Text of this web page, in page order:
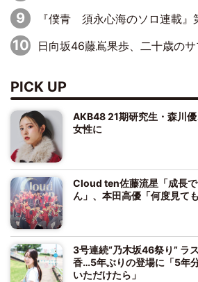
『僕青 須永心海のソロ連載』第18回：「バーゲンセー
日向坂46藤嶌果歩、二十歳のサプライズバースデーに大喜び「頼られ
PICK UP
AKB48 21期研究生・森川
女性に
Cloud ten佐藤流星「成長
ん」、本田高優「何度見て
3号連続“乃木坂46祭り” ラ
香…5年ぶりの登場に「5年
いただけたら」